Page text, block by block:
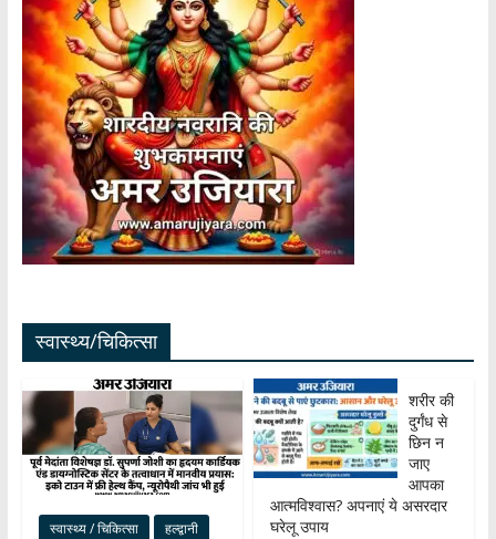
स्वास्थ्य/चिकित्सा
स्वास्थ्य / चिकित्सा हल्द्वानी
शरीर की
दुर्गंध से
छिन न
जाए
आपका
आत्मविश्वास? अपनाएं ये असरदार
घरेलू उपाय